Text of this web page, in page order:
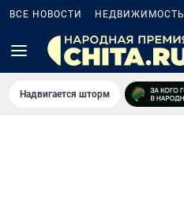
ВСЕ НОВОСТИ НЕДВИЖИМОСТЬ
Надвигается шторм